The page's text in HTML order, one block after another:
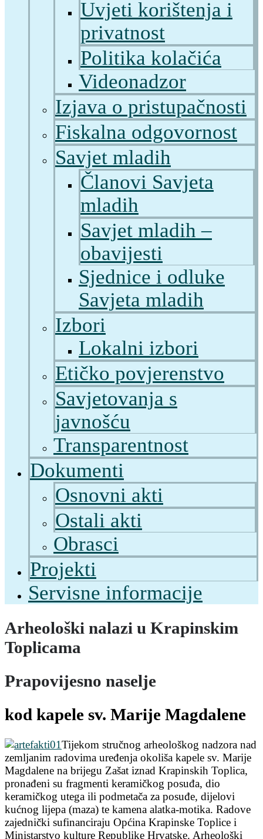
Uvjeti korištenja i
privatnost
Politika kolačića
Videonadzor
Izjava o pristupačnosti
Fiskalna odgovornost
Savjet mladih
Članovi Savjeta
mladih
Savjet mladih –
obavijesti
Sjednice i odluke
Savjeta mladih
Izbori
Lokalni izbori
Etičko povjerenstvo
Savjetovanja s
javnošću
Transparentnost
Dokumenti
Osnovni akti
Ostali akti
Obrasci
Projekti
Servisne informacije
Arheološki nalazi u Krapinskim
Toplicama
Prapovijesno naselje
kod kapele sv. Marije Magdalene
Tijekom stručnog arheološkog nadzora nad
zemljanim radovima uređenja okoliša kapele sv. Marije
Magdalene na brijegu Zašat iznad Krapinskih Toplica,
pronađeni su fragmenti keramičkog posuđa, dio
keramičkog utega ili podmetača za posuđe, dijelovi
kućnog lijepa (maza) te kamena alatka-motika. Radove
zajednički sufinanciraju Općina Krapinske Toplice i
Ministarstvo kulture Republike Hrvatske. Arheološki